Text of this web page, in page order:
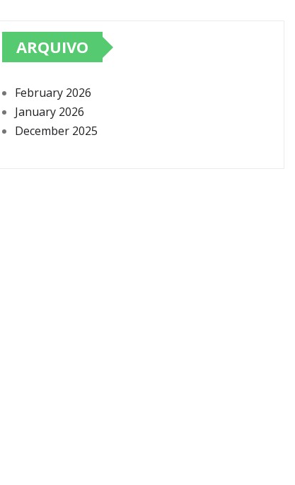
ARQUIVO
February 2026
January 2026
December 2025